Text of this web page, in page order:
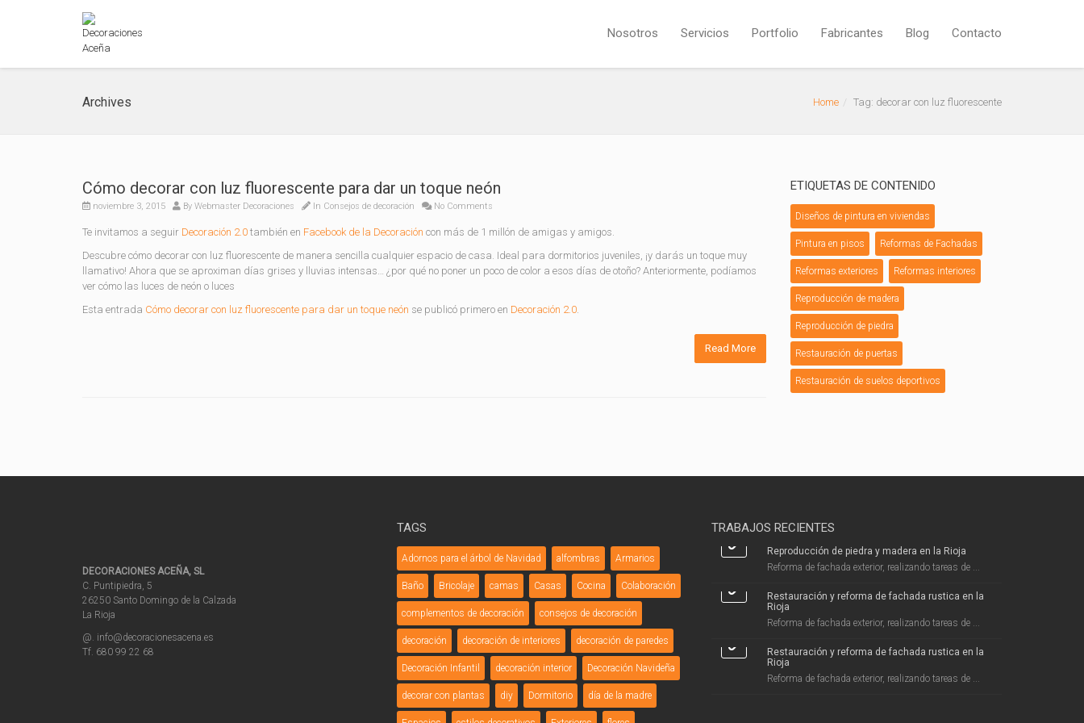
Nosotros Servicios Portfolio Fabricantes Blog Contacto
Archives Home Tag: decorar con luz fluorescente
Cómo decorar con luz fluorescente para dar un toque neón
noviembre 3, 2015 By Webmaster Decoraciones In Consejos de decoración No Comments
Te invitamos a seguir Decoración 2.0 también en Facebook de la Decoración con más de 1 millón de amigas y amigos.
Descubre cómo decorar con luz fluorescente de manera sencilla cualquier espacio de casa. Ideal para dormitorios juveniles, ¡y darás un toque muy
llamativo! Ahora que se aproximan días grises y lluvias intensas… ¿por qué no poner un poco de color a esos días de otoño? Anteriormente, podíamos
ver cómo las luces de neón o luces
Esta entrada Cómo decorar con luz fluorescente para dar un toque neón se publicó primero en Decoración 2.0.
Read More
ETIQUETAS DE CONTENIDO
Diseños de pintura en viviendas
Pintura en pisos Reformas de Fachadas
Reformas exteriores Reformas interiores
Reproducción de madera
Reproducción de piedra
Restauración de puertas
Restauración de suelos deportivos
DECORACIONES ACEÑA, SL
C. Puntipiedra, 5
26250 Santo Domingo de la Calzada
La Rioja
@. info@decoracionesacena.es
Tf. 680 99 22 68
TAGS
Adornos para el árbol de Navidad alfombras Armarios
Baño Bricolaje camas Casas Cocina Colaboración
complementos de decoración consejos de decoración
decoración decoración de interiores decoración de paredes
Decoración Infantil decoración interior Decoración Navideña
decorar con plantas diy Dormitorio día de la madre
TRABAJOS RECIENTES
Reproducción de piedra y madera en la Rioja
Reforma de fachada exterior, realizando tareas de ...
Restauración y reforma de fachada rustica en la
Rioja
Reforma de fachada exterior, realizando tareas de ...
Restauración y reforma de fachada rustica en la
Rioja
Reforma de fachada exterior, realizando tareas de ...